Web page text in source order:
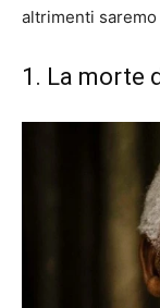
altrimenti
1. La morte